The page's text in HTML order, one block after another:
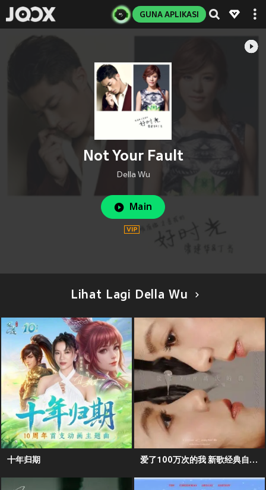
GUNA APLIKASI
Not Your Fault
Della Wu
Main
Lihat Lagi Della Wu
十年归期 爱了100万次的我 新歌经典自选辑